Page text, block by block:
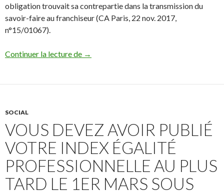
obligation trouvait sa contrepartie dans la transmission du
savoir-faire au franchiseur (CA Paris, 22 nov. 2017,
n°15/01067).
Continuer la lecture de Déséquilibre significatif : la franchise
→
SOCIAL
VOUS DEVEZ AVOIR PUBLIÉ
VOTRE INDEX ÉGALITÉ
PROFESSIONNELLE AU PLUS
TARD LE 1ER MARS SOUS